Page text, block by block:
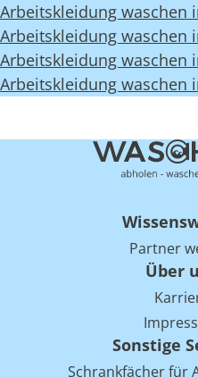
Arbeitskleidung waschen
Arbeitskleidung waschen
Arbeitskleidung waschen
Arbeitskleidung waschen
Partner
Über
Sonstige
Schrankfächer für